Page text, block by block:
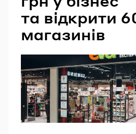
та відкрити
магазинів